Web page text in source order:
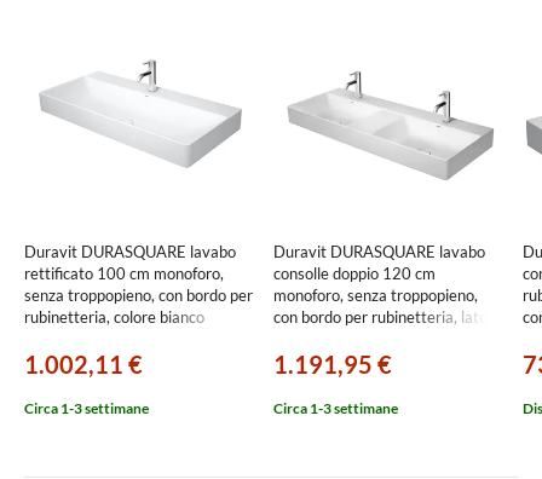
Duravit DURASQUARE lavabo
rettificato 100 cm monoforo,
senza troppopieno, con bordo per
rubinetteria, colore bianco
1.002,11 €
Circa 1-3 settimane
Duravit DURASQUARE lavabo
consolle doppio 120 cm
monoforo, senza troppopieno,
con bordo per rubinetteria, lato
2353120041
1.191,95 €
Circa 1-3 settimane